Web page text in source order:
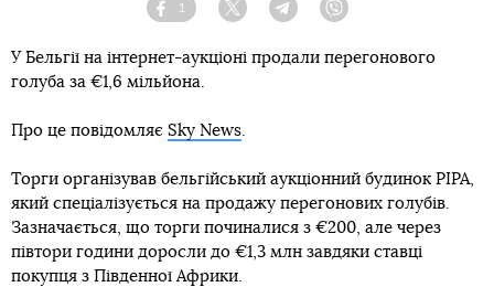
Facebook
1
Twitter TelegramViber
У Бельгії на інтернет-аукціоні продали перегонового
голуба за €1,6 мільйона.
Про це повідомляє Sky News.
Торги організував бельгійський аукціонний будинок PIPA,
який спеціалізується на продажу перегонових голубів.
Зазначається, що торги починалися з €200, але через
півтори години доросли до €1,3 млн завдяки ставці
покупця з Південної Африки.